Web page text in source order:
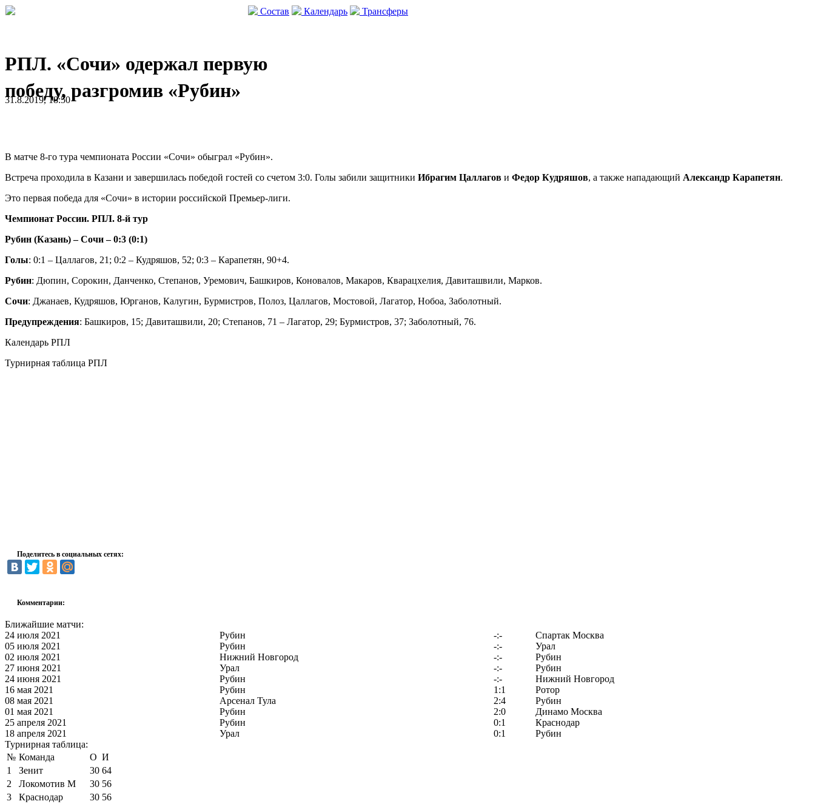
Состав Календарь Трансферы
РПЛ. «Сочи» одержал первую
победу, разгромив «Рубин»
31.8.2019, 18:50
В матче 8-го тура чемпионата России «Сочи» обыграл «Рубин».
Встреча проходила в Казани и завершилась победой гостей со счетом 3:0. Голы забили защитники Ибрагим Цаллагов и Федор Кудряшов, а также нападающий Александр Карапетян.
Это первая победа для «Сочи» в истории российской Премьер-лиги.
Чемпионат России. РПЛ. 8-й тур
Рубин (Казань) – Сочи – 0:3 (0:1)
Голы: 0:1 – Цаллагов, 21; 0:2 – Кудряшов, 52; 0:3 – Карапетян, 90+4.
Рубин: Дюпин, Сорокин, Данченко, Степанов, Уремович, Башкиров, Коновалов, Макаров, Кварацхелия, Давиташвили, Марков.
Сочи: Джанаев, Кудряшов, Юрганов, Калугин, Бурмистров, Полоз, Цаллагов, Мостовой, Лагатор, Нобоа, Заболотный.
Предупреждения: Башкиров, 15; Давиташвили, 20; Степанов, 71 – Лагатор, 29; Бурмистров, 37; Заболотный, 76.
Календарь РПЛ
Турнирная таблица РПЛ
Поделитесь в социальных сетях:
Комментарии:
Ближайшие матчи:
24 июля 2021
Рубин -:-
Спартак Москва
05 июля 2021
Рубин -:-
Урал
02 июля 2021
Нижний Новгород -:-
Рубин
27 июня 2021
Урал -:-
Рубин
24 июня 2021
Рубин -:-
Нижний Новгород
16 мая 2021
Рубин 1:1
Ротор
08 мая 2021
Арсенал Тула 2:4
Рубин
01 мая 2021
Рубин 2:0
Динамо Москва
25 апреля 2021
Рубин 0:1
Краснодар
18 апреля 2021
Урал 0:1
Рубин
Турнирная таблица:
№ Команда О И
1
Зенит 30 64
2
Локомотив М 30 56
3
Краснодар 30 56